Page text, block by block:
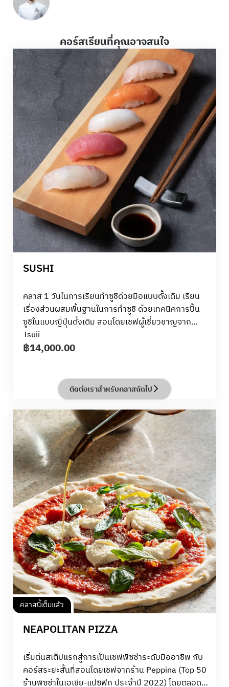
คอร์สเรียนที่คุณอาจสนใจ
SUSHI
คลาส 1 วันในการเรียนทำซูชิด้วยมือแบบดั้งเดิม เรียน
เรื่องส่วนผสมพื้นฐานในการทําซูชิ ด้วยเทคนิคการปั้น
ซูชิในแบบญี่ปุ่นดั้งเดิม สอนโดยเชฟผู้เชี่ยวชาญจาก
Tsuji
฿14,000.00
ติดต่อเราสำหรับคลาสถัดไป
คลาสนี้เต็มแล้ว
NEAPOLITAN PIZZA
เริ่มต้นสเต็ปแรกสู่การเป็นเชฟพิซซ่าระดับมืออาชีพ กับ
คอร์สระยะสั้นที่สอนโดยเชฟจากร้าน Peppina (Top 50
ร้านพิซซ่าในเอเชีย-แปซิฟิก ประจำปี 2022) โดยตลอด